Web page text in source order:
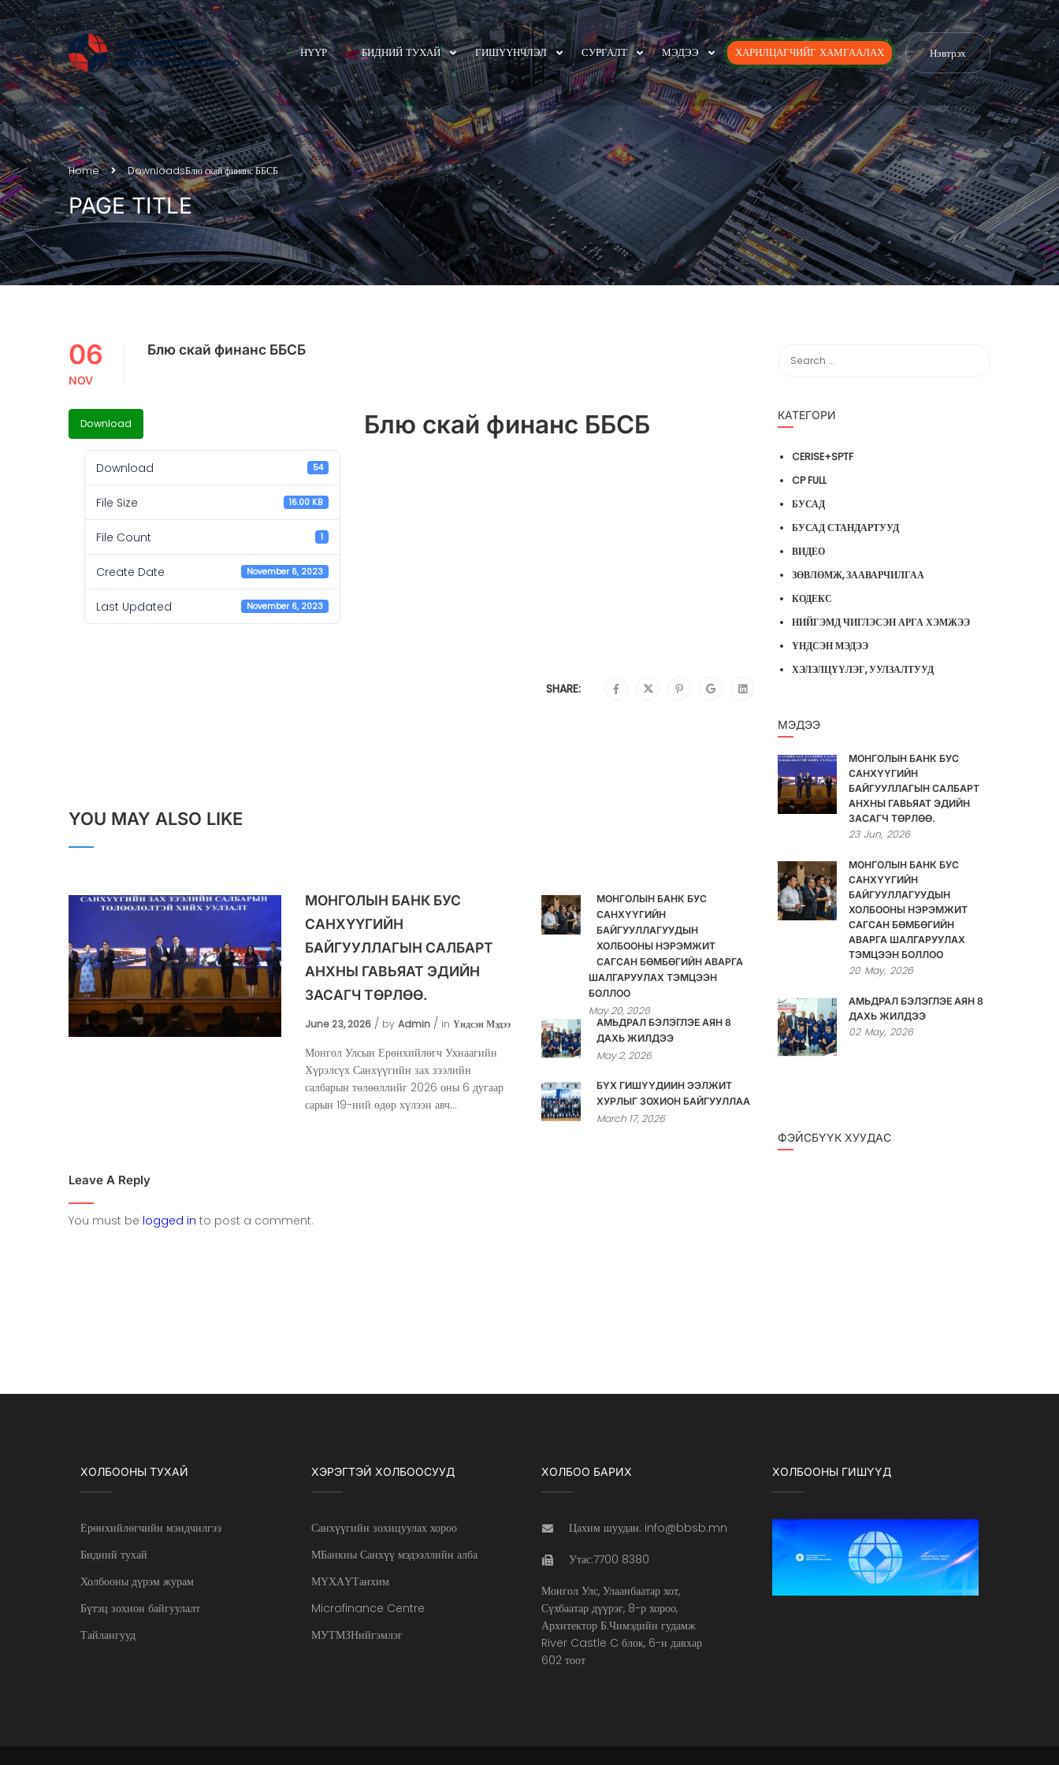
НҮҮР БИДНИЙ ТУХАЙ ГИШҮҮНЧЛЭЛ СУРГАЛТ МЭДЭЭ ХАРИЛЦАГЧИЙГ ХАМГААЛАХ Нэвтрэх
Home DownloadsБлю скай финанс ББСБ
PAGE TITLE
06
NOV
Блю скай финанс ББСБ
Download
Download 54
File Size 16.00 KB
File Count 1
Create Date November 6, 2023
Last Updated November 6, 2023
Блю скай финанс ББСБ
SHARE:
YOU MAY ALSO LIKE
МОНГОЛЫН БАНК БУС
САНХҮҮГИЙН
БАЙГУУЛЛАГЫН САЛБАРТ
АНХНЫ ГАВЬЯАТ ЭДИЙН
ЗАСАГЧ ТӨРЛӨӨ.
June 23, 2026 by Admin in Үндсэн Мэдээ
Монгол Улсын Ерөнхийлөгч Ухнаагийн
Хүрэлсүх Санхүүгийн зах зээлийн
салбарын төлөөллийг 2026 оны 6 дугаар
сарын 19-ний өдөр хүлээн авч...
МОНГОЛЫН БАНК БУС
САНХҮҮГИЙН
БАЙГУУЛЛАГУУДЫН
ХОЛБООНЫ НЭРЭМЖИТ
САГСАН БӨМБӨГИЙН АВАРГА
ШАЛГАРУУЛАХ ТЭМЦЭЭН
БОЛЛОО
May 20, 2026
АМЬДРАЛ БЭЛЭГЛЭЕ АЯН 8
ДАХЬ ЖИЛДЭЭ
May 2, 2026
БҮХ ГИШҮҮДИЙН ЭЭЛЖИТ
ХУРЛЫГ ЗОХИОН БАЙГУУЛЛАА
March 17, 2026
Leave A Reply
You must be logged in to post a comment.
КАТЕГОРИ
CERISE+SPTF
CP FULL
БУСАД
БУСАД СТАНДАРТУУД
ВИДЕО
ЗӨВЛӨМЖ, ЗААВАРЧИЛГАА
КОДЕКС
НИЙГЭМД ЧИГЛЭСЭН АРГА ХЭМЖЭЭ
ҮНДСЭН МЭДЭЭ
ХЭЛЭЛЦҮҮЛЭГ, УУЛЗАЛТУУД
МЭДЭЭ
МОНГОЛЫН БАНК БУС
САНХҮҮГИЙН
БАЙГУУЛЛАГЫН САЛБАРТ
АНХНЫ ГАВЬЯАТ ЭДИЙН
ЗАСАГЧ ТӨРЛӨӨ.
23 Jun, 2026
МОНГОЛЫН БАНК БУС
САНХҮҮГИЙН
БАЙГУУЛЛАГУУДЫН
ХОЛБООНЫ НЭРЭМЖИТ
САГСАН БӨМБӨГИЙН
АВАРГА ШАЛГАРУУЛАХ
ТЭМЦЭЭН БОЛЛОО
20 May, 2026
АМЬДРАЛ БЭЛЭГЛЭЕ АЯН 8
ДАХЬ ЖИЛДЭЭ
02 May, 2026
ФЭЙСБҮҮК ХУУДАС
ХОЛБООНЫ ТУХАЙ
Ерөнхийлөгчийн мэндчилгээ
Бидний тухай
Холбооны дүрэм журам
Бүтэц зохион байгуулалт
Тайлангууд
ХЭРЭГТЭЙ ХОЛБООСУУД
Санхүүгийн зохицуулах хороо
МБанкны Санхүү мэдээллийн алба
МҮХАҮТанхим
Microfinance Centre
МУТМЗНийгэмлэг
ХОЛБОО БАРИХ
Цахим шуудан: info@bbsb.mn
Утас:7700 8380
Монгол Улс, Улаанбаатар хот,
Сүхбаатар дүүрэг, 8-р хороо,
Архитектор Б.Чимэдийн гудамж
River Castle C блок, 6-н давхар
602 тоот
ХОЛБООНЫ ГИШҮҮД